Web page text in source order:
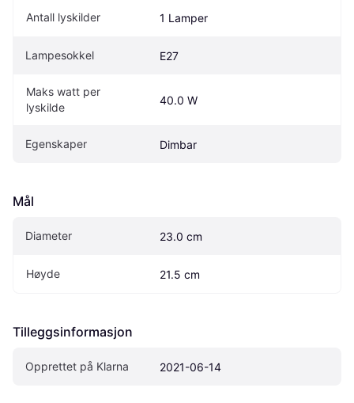
Antall lyskilder 1 Lamper
Lampesokkel E27
Maks watt per
lyskilde
40.0 W
Egenskaper Dimbar
Mål
Diameter 23.0 cm
Høyde 21.5 cm
Tilleggsinformasjon
Opprettet på Klarna 2021-06-14